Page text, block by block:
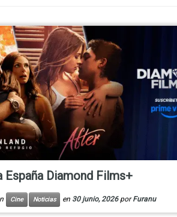
España Diamond Films+
Cine Noticias en 30 junio, 2026 porFuranu